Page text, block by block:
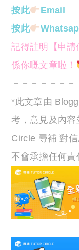
按此
Email
按此
記得註明【申
係你嘅文章啦！
－－－－－－
*此文章由
考，意見及內
Circle 尋補 對
不會承擔任何責